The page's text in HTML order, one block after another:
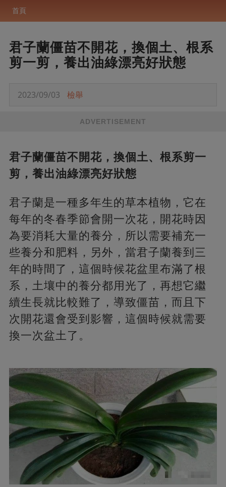
首頁
君子蘭僵苗不開花，換個土、根系
剪一剪，養出油綠漂亮好狀態
2023/09/03 檢舉
ADVERTISEMENT
君子蘭僵苗不開花，換個土、根系剪一
剪，養出油綠漂亮好狀態
君子蘭是一種多年生的草本植物，它在
每年的冬春季節會開一次花，開花時因
為要消耗大量的養分，所以需要補充一
些養分和肥料，另外，當君子蘭養到三
年的時間了，這個時候花盆里布滿了根
系，土壤中的養分都用光了，再想它繼
續生長就比較難了，導致僵苗，而且下
次開花還會受到影響，這個時候就需要
換一次盆土了。